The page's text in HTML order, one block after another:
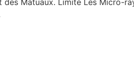
Matuaux. Limite Les Micro-